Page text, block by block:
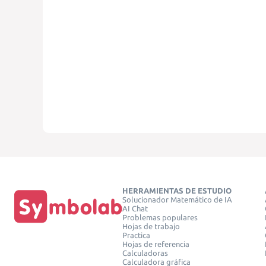
HERRAMIENTAS DE ESTUDIO
Solucionador Matemático de IA
AI Chat
Problemas populares
Hojas de trabajo
Practica
Hojas de referencia
Calculadoras
Calculadora gráfica